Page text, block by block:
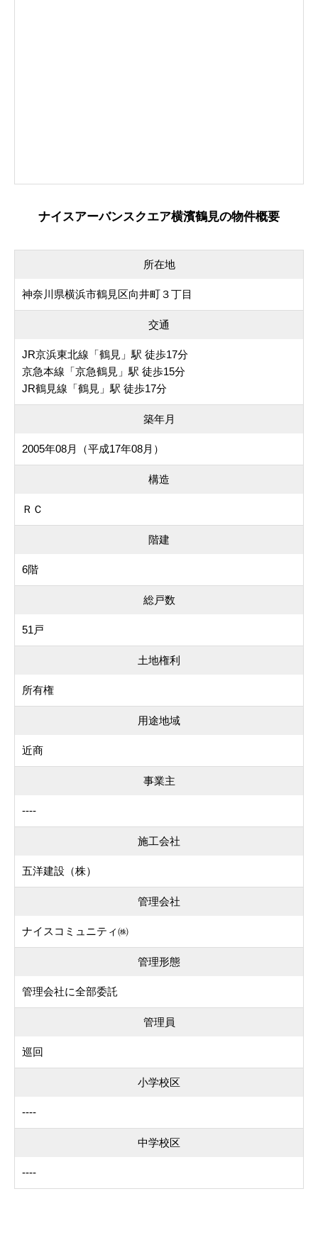
ナイスアーバンスクエア横濱鶴見の物件概要
所在地
神奈川県横浜市鶴見区向井町３丁目
交通
JR京浜東北線「鶴見」駅 徒歩17分
京急本線「京急鶴見」駅 徒歩15分
JR鶴見線「鶴見」駅 徒歩17分
築年月
2005年08月（平成17年08月）
構造
ＲＣ
階建
6階
総戸数
51戸
土地権利
所有権
用途地域
近商
事業主
----
施工会社
五洋建設（株）
管理会社
ナイスコミュニティ㈱
管理形態
管理会社に全部委託
管理員
巡回
小学校区
----
中学校区
----